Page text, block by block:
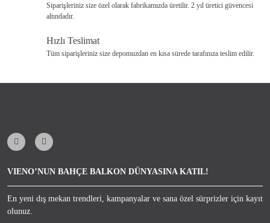
Siparişleriniz size özel olarak fabrikamızda üretilir. 2 yıl üretici güvencesi
altındadır.
Hızlı Teslimat
Tüm siparişleriniz size depomuzdan en kısa sürede tarafınıza teslim edilir.
VIENO’NUN BAHÇE BALKON DÜNYASINA KATIL!
En yeni dış mekan trendleri, kampanyalar ve sana özel sürprizler için kayıt
olunuz.